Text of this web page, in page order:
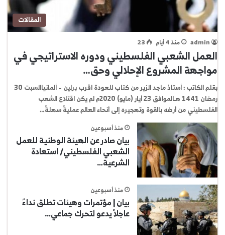
المقالات
admin منذ 4 أيام 23
العمل الشعبي الفلسطيني ودوره الاستراتيجي في
مواجهة المشروع الإحلالي وحق…
بقلم الكاتب : أستاذ ماجد الزير من كتاب للعودة اقرب برلين – ألمانياالسبت 30
رمضان 1441 هـالموافق 23 أيار (مايو) 2020م لم يكن اقتلاع الشعب
الفلسطيني من أرضه بالقوة وتهجيره إلى أنحاء العالم عمليةً سهلةً…
منذ أسبوعين
بيان صادر عن الهيئة الوطنية للعمل
الشعبي الفلسطيني/ استعادة
الشرعية…
منذ أسبوعين
بيان | مؤتمرات وهيئات تطلق نداءً
عاجلاً يدعو لتحرك جماعي…